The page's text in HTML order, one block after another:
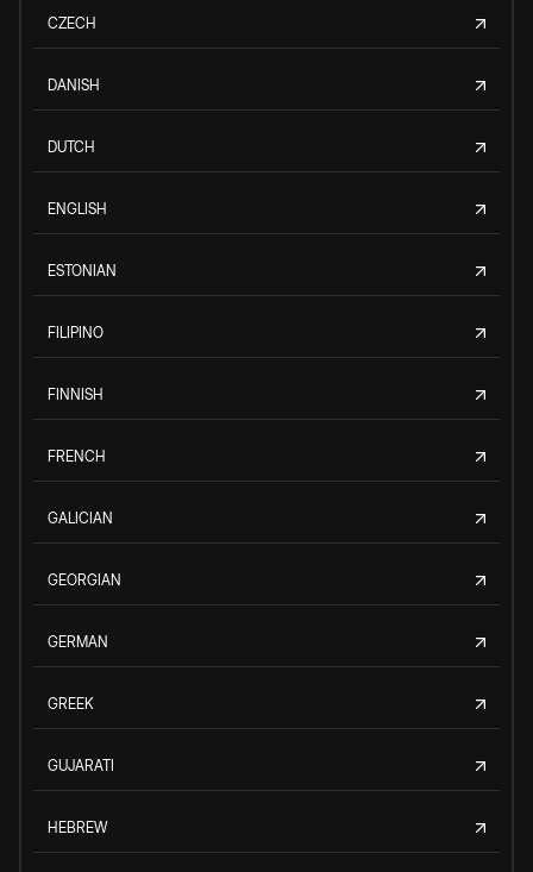
CZECH
DANISH
DUTCH
ENGLISH
ESTONIAN
FILIPINO
FINNISH
FRENCH
GALICIAN
GEORGIAN
GERMAN
GREEK
GUJARATI
HEBREW